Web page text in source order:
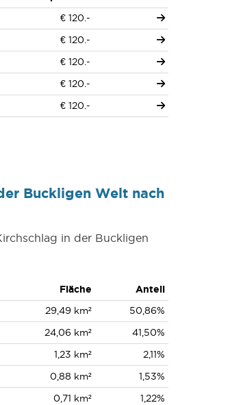
€ 120.-
€ 120.-
€ 120.-
€ 120.-
€ 120.-
Buckligen Welt nach
in der Buckligen
Fläche
Anteil
29,49 km²
50,86%
24,06 km²
41,50%
1,23 km²
2,11%
0,88 km²
1,53%
0,71 km²
1,22%